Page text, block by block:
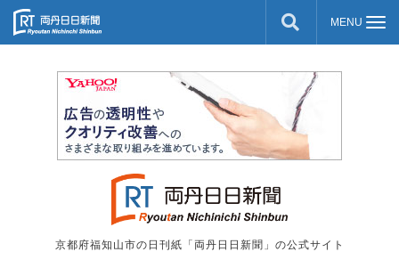
京都府福知山市の日刊紙「両丹日日新聞」の公式サイト